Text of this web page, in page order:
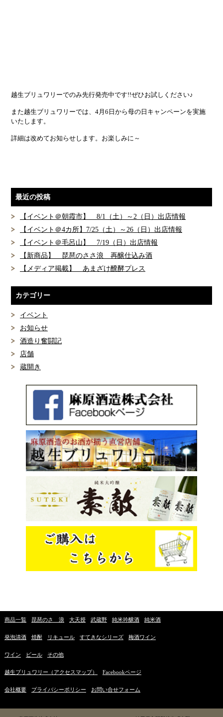
越生ブリュワリーでのみ先行発売中です!!ぜひお試しください♪
また越生ブリュワリーでは、4月6日から母の日キャンペーンを実施
いたします。
詳細は改めてお知らせします。お楽しみに～
最近の投稿
【イベント＠朝霞市】 8/1（土）～2（日）出店情報
【イベント＠4カ所】7/25（土）～26（日）出店情報
【イベント＠毛呂山】 7/19（日）出店情報
【新商品】 琵琶のささ浪 再醸仕込み酒
【メディア掲載】 あまざけ醗酵プレス
カテゴリー
イベント
お知らせ
酒造り奮闘記
店舗
蔵開き
商品一覧 琵琶のさゝ浪 大天授 武蔵野 純米吟醸酒 純米酒
発泡清酒 焼酎 リキュール すてきなシリーズ 梅酒ワイン
ワイン ビール その他
越生ブリュワリー（アクセスマップ） Facebookページ
会社概要 プライバシーポリシー お問い合せフォーム